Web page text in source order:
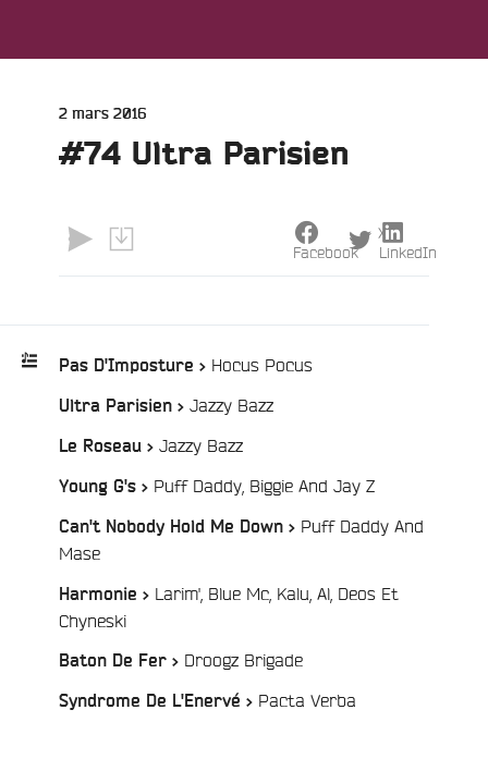
Publié
2 mars 2016
#74 Ultra Parisien
Playlist
:
Pas D'Imposture > Hocus Pocus/
Ultra Parisien > Jazzy Bazz/
Le Roseau > Jazzy Bazz/
Young G's > Puff Daddy, Biggie And Jay Z/
Can't Nobody Hold Me Down > Puff Daddy And
Mase/
Harmonie > Larim', Blue Mc, Kalu, Al, Deos Et
Chyneski/
Baton De Fer > Droogz Brigade/
Syndrome De L'Enervé > Pacta Verba
Facebook
X
LinkedIn